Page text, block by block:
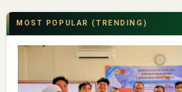
MOST POPULAR (TRENDING)